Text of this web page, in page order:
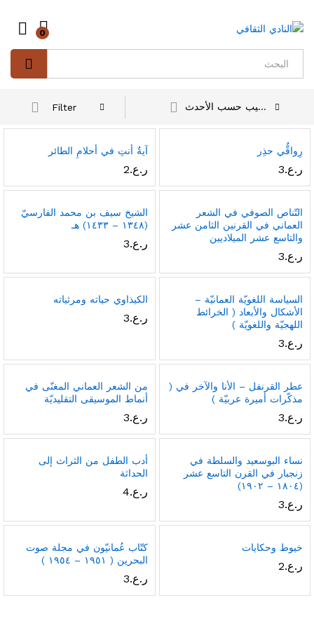
0
Filter
ترتيب حسب الأحدث
رِواقٌّي حذِر
ر.ع.3
آيةٌ أنتِ في أحلامِ الطائر
ر.ع.2
التّناص الصوفي في الشعر
العماني في القرنين الثامن عشر
والتاسع عشر الميلاديين
ر.ع.3
الشيخ سيف بن محمد الفارسيّ
(١٣٤٨ – ١٤٣٣) هـ
ر.ع.3
السياسة اللغويّة العمانيّة –
الأشكال والأبعاد ( الخرائط
اللهجيّة واللغويّة )
ر.ع.3
الكيذاوي حياته ومرثياته
ر.ع.3
عطر القرنفل – الأنا والآخر في (
مذكّرات أميرة عربيّة )
ر.ع.3
من الشعر العماني المغنّى في
أنماط الموسيقى التقليديّة
ر.ع.3
نساء البوسعيد والسلطة في
زنجبار في القرن التاسع عشر
(١٨٠٤ – ١٩٠٢)
ر.ع.3
أدب الطفل من الثراث إلى
الحداثة
ر.ع.4
خيوط وحكايات
ر.ع.2
كتّاب عُمانيّون في مجلة صوت
البحرين ( ١٩٥١ – ١٩٥٤ )
ر.ع.3